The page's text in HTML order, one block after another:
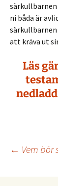
ni båda är
att kräva ut
Läs
← Vem bör